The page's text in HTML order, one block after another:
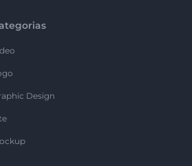
Design